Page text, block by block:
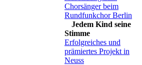
Chorsänger beim
Rundfunkchor Berlin
Jedem Kind seine
Stimme
Erfolgreiches und
prämiertes Projekt in
Neuss